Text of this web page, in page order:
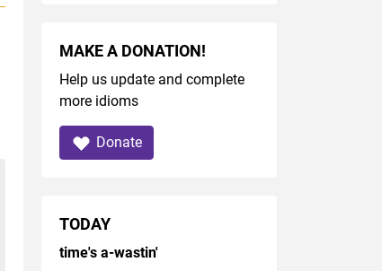
MAKE A DONATION!
Help us update and complete
more idioms
Donate
TODAY
time's a-wastin'